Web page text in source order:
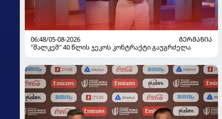
06:48/05-08-2026
ᲒᲔᲠᲛᲐᲜᲘᲐ
"შალკემ" 40 წლის ჯეკოს კონტრაქტი გაუგრძელა